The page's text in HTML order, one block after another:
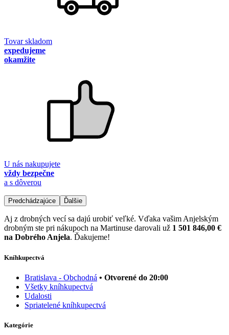
Tovar skladom
expedujeme
okamžite
U nás nakupujete
vždy bezpečne
a s dôverou
Predchádzajúce Ďalšie
Aj z drobných vecí sa dajú urobiť veľké. Vďaka vašim Anjelským
drobným ste pri nákupoch na Martinuse darovali už 1 501 846,00 €
na Dobrého Anjela. Ďakujeme!
Kníhkupectvá
Bratislava - Obchodná • Otvorené do 20:00
Všetky kníhkupectvá
Udalosti
Spriatelené kníhkupectvá
Kategórie